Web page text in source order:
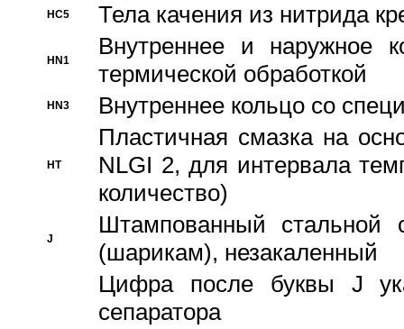
HC5 Тела качения из нитрида
HN1
Bнутреннее и наружное
термической обработкой
HN3 Внутреннее кольцо со
HT
Пластичная смазка на
NLGI 2, для интервала
количество)
J
Штампованный стальной
(шарикам), незакаленный
Цифра после буквы J
сепаратора